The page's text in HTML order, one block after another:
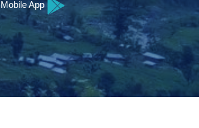
Mobile App